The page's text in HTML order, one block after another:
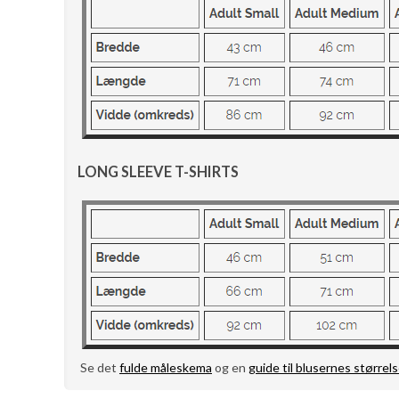
LONG SLEEVE T-SHIRTS
Se det fulde måleskema og en guide til blusernes